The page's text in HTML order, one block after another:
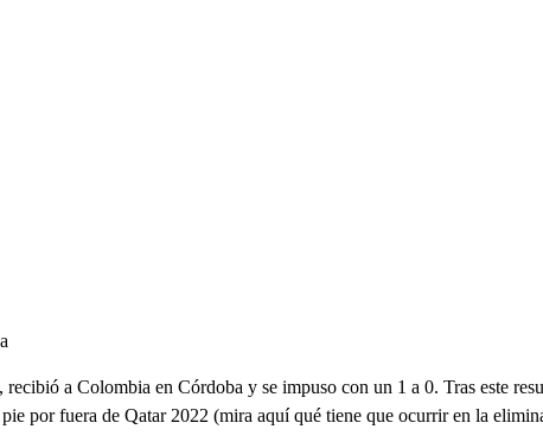
a Colombia en Córdoba y se impuso con un 1 a 0. Tras este
por fuera de Qatar 2022 (mira aquí qué tiene que ocurrir en la